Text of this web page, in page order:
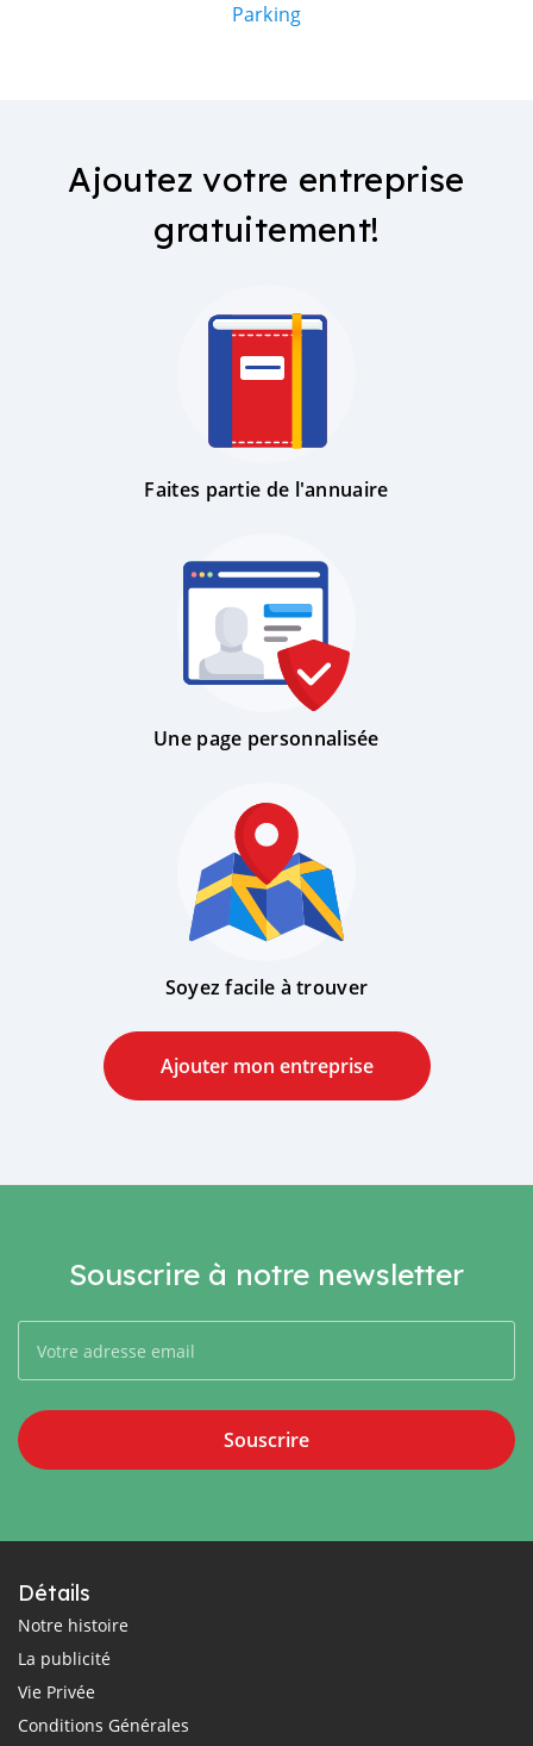
Parking
Ajoutez votre entreprise
gratuitement!
Faites partie de l'annuaire
Une page personnalisée
Soyez facile à trouver
Ajouter mon entreprise
Souscrire à notre newsletter
Souscrire
Détails
Notre histoire
La publicité
Vie Privée
Conditions Générales